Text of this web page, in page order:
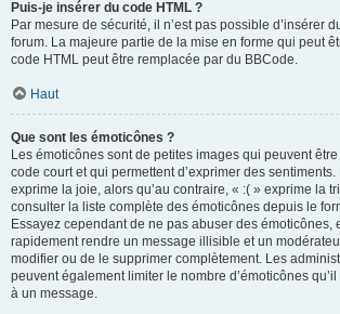
Puis-je insérer du code HTML ?
Par mesure de sécurité, il n’est pas possible d’insérer
forum. La majeure partie de la mise en forme qui peut
code HTML peut être remplacée par du BBCode.
Haut
Que sont les émoticônes ?
Les émoticônes sont de petites images qui peuvent
code court et qui permettent d’exprimer des sentiments.
exprime la joie, alors qu’au contraire, « :( » exprime la
consulter la liste complète des émoticônes depuis le
Essayez cependant de ne pas abuser des émoticônes,
rapidement rendre un message illisible et un
modifier ou de le supprimer complètement. Les
peuvent également limiter le nombre d’émoticônes
à un message.